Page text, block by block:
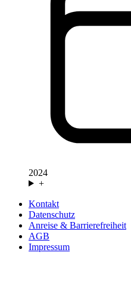
2024
+
Kontakt
Datenschutz
Anreise & Barrierefreiheit
AGB
Impressum